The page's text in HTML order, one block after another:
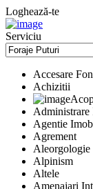
Loghează-te
Serviciu
Accesare
Achizitii
Administrare
Agentie
Agrement
Aleorgologie
Alpinism
Altele
Amenajari